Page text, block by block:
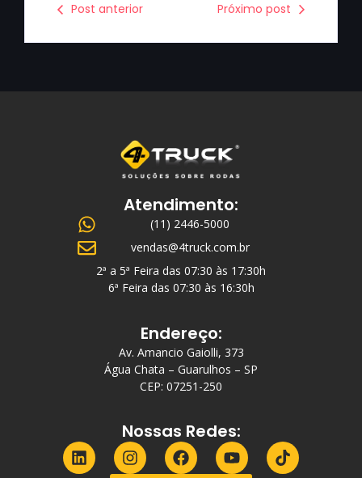
Post anterior Próximo post
Atendimento:
(11) 2446-5000
vendas@4truck.com.br
2ª a 5ª Feira das 07:30 às 17:30h
6ª Feira das 07:30 às 16:30h
Endereço:
Av. Amancio Gaiolli, 373
Água Chata – Guarulhos – SP
CEP: 07251-250
Nossas Redes: